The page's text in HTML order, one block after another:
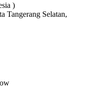
)
Tangerang Selatan,